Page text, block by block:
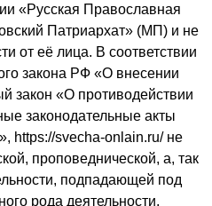
«Русская Православная
Патриархат» (МП) и не
от её лица. В соответствии
закона РФ «О внесении
закон «О противодействии
законодательные акты
https://svecha-onlain.ru/ не
проповеднической, а, так
подпадающей под
рода деятельности,